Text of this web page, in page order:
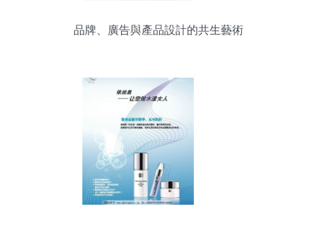
品牌、廣告與產品設計的共生藝術